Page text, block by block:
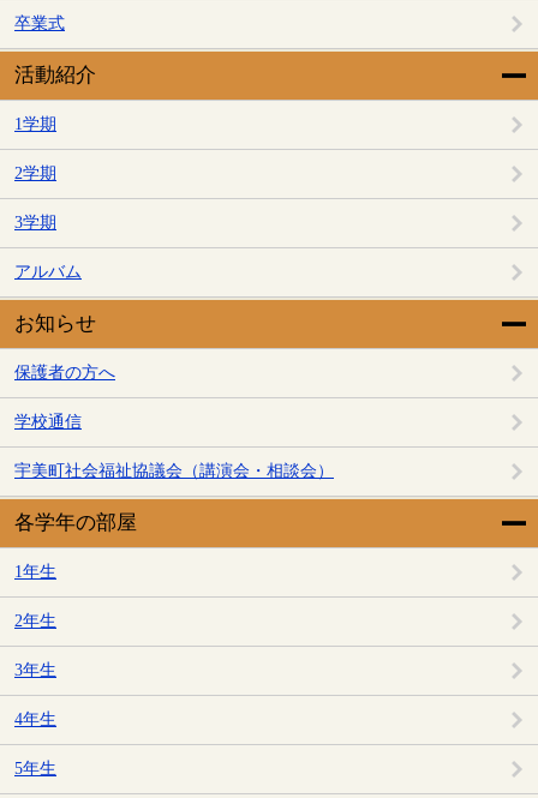
卒業式
活動紹介
1学期
2学期
3学期
アルバム
お知らせ
保護者の方へ
学校通信
宇美町社会福祉協議会（講演会・相談会）
各学年の部屋
1年生
2年生
3年生
4年生
5年生